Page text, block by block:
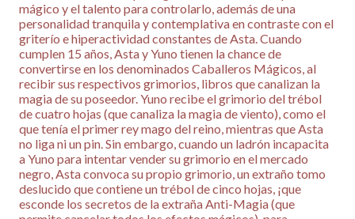
mágico y el talento para controlarlo, además de una
personalidad tranquila y contemplativa en contraste con el
griterío e hiperactividad constantes de Asta. Cuando
cumplen 15 años, Asta y Yuno tienen la chance de
convertirse en los denominados Caballeros Mágicos, al
recibir sus respectivos grimorios, libros que canalizan la
magia de su poseedor. Yuno recibe el grimorio del trébol
de cuatro hojas (que canaliza la magia de viento), como el
que tenía el primer rey mago del reino, mientras que Asta
no liga ni un pin. Sin embargo, cuando un ladrón incapacita
a Yuno para intentar vender su grimorio en el mercado
negro, Asta convoca su propio grimorio, un extraño tomo
deslucido que contiene un trébol de cinco hojas, ¡que
esconde los secretos de la extraña Anti-Magia (que